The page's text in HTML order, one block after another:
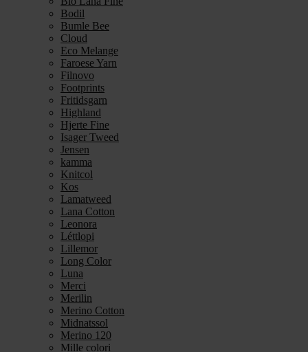
Bodil
Bumle Bee
Cloud
Eco Melange
Faroese Yarn
Filnovo
Footprints
Fritidsgarn
Highland
Hjerte Fine
Isager Tweed
Jensen
kamma
Knitcol
Kos
Lamatweed
Lana Cotton
Leonora
Léttlopi
Lillemor
Long Color
Luna
Merci
Merilin
Merino Cotton
Midnatssol
Merino 120
Mille colori